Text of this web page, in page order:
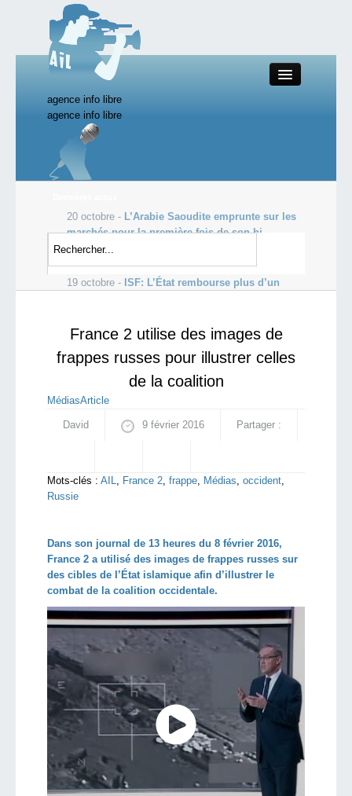
agence info libre
Close
Productions AIL
Actualité
Starting Doc
agence info libre
20 octobre - L’Arabie Saoudite emprunte sur les
marchés pour la première fois de son hi...
19 octobre -
s’envolent, dopés par le courtage
19 octobre - ISF: L’État rembourse plus d’un
France 2 utilise des images de
frappes russes pour illustrer celles
de la coalition
MédiasArticle
David 9 février 2016 Partager :
Mots-clés : AIL, France 2, frappe, Médias, occident,
Russie
Dans son journal de 13 heures du 8 février 2016,
France 2 a utilisé des images de frappes russes sur
des cibles de l’État islamique afin d’illustrer le
combat de la coalition occidentale.